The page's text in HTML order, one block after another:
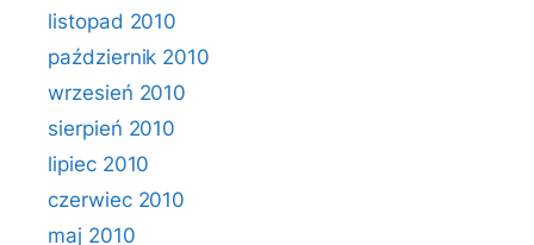
listopad 2010
październik 2010
wrzesień 2010
sierpień 2010
lipiec 2010
czerwiec 2010
maj 2010